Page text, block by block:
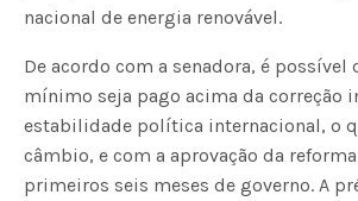
nacional de energia renovável.
De acordo com a senadora, é possível
mínimo seja pago acima da correção
estabilidade política internacional, o
câmbio, e com a aprovação da
primeiros seis meses de governo. A